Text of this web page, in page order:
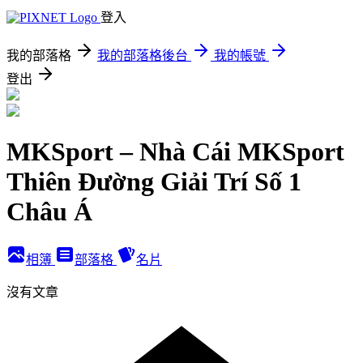
登入
我的部落格 我的部落格後台
我的帳號
登出
MKSport – Nhà Cái MKSport
Thiên Đường Giải Trí Số 1
Châu Á
相簿 部落格 名片
沒有文章